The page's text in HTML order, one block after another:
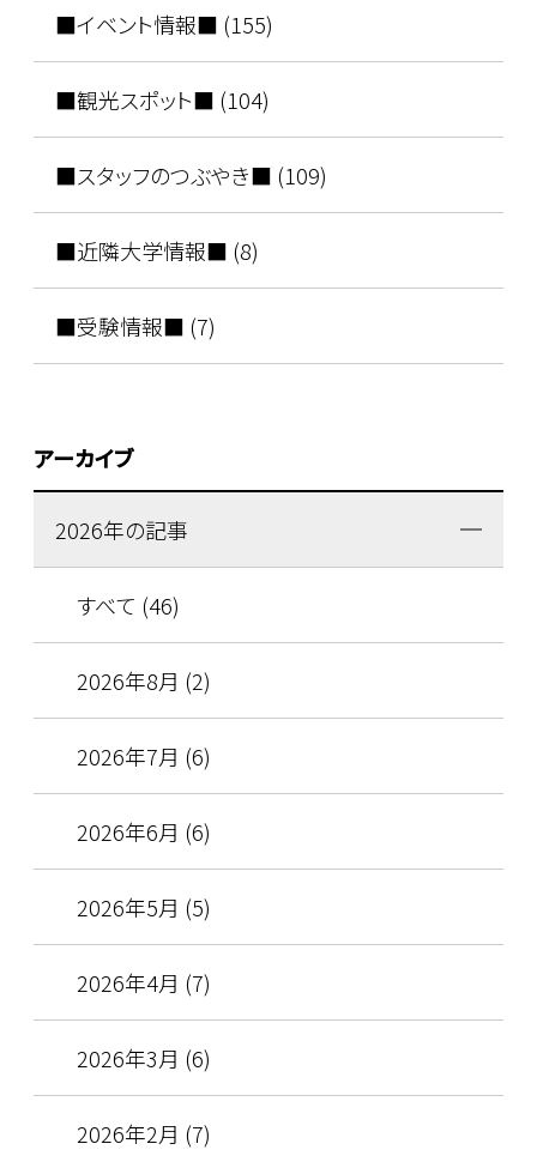
■イベント情報■ (155)
■観光スポット■ (104)
■スタッフのつぶやき■ (109)
■近隣大学情報■ (8)
■受験情報■ (7)
アーカイブ
2026年の記事
すべて (46)
2026年8月 (2)
2026年7月 (6)
2026年6月 (6)
2026年5月 (5)
2026年4月 (7)
2026年3月 (6)
2026年2月 (7)